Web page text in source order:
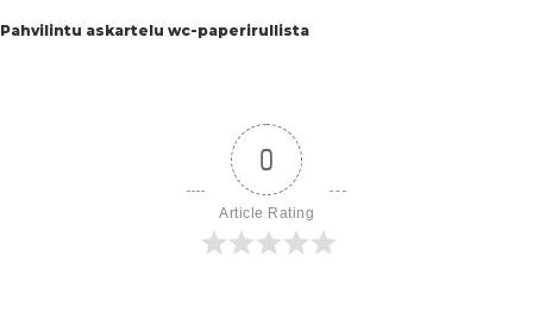
Pahvilintu askartelu wc-paperirullista
0
Article Rating